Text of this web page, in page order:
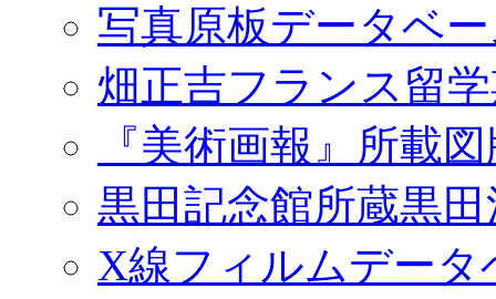
写真原板データベ
畑正吉フランス留
『美術画報』所載
黒田記念館所蔵黒
X線フィルムデータ